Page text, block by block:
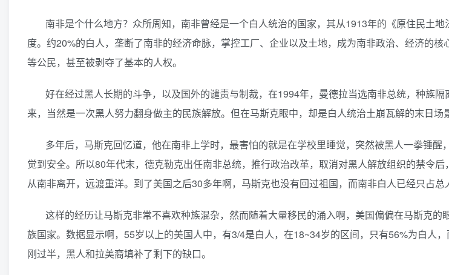
南非是个什么地方？众所周知，南非曾经是一个白人统治的国家，其从1913年的《原住民土
度。约20%的白人，垄断了南非的经济命脉，掌控工厂、企业以及土地，成为南非政治、经济的
等公民，甚至被剥夺了基本的人权。
好在经过黑人长期的斗争，以及国外的谴责与制裁，在1994年，曼德拉当选南非总统，种族
来，当然是一次黑人努力翻身做主的民族解放。但在马斯克眼中，却是白人统治土崩瓦解的末日场
多年后，马斯克回忆道，他在南非上学时，最害怕的就是在学校里睡觉，突然被黑人一拳锤醒
觉到安全。所以80年代末，德克勒克出任南非总统，推行政治改革，取消对黑人解放组织的禁令
从南非离开，远渡重洋。到了美国之后30多年啊，马斯克也没有回过祖国，而南非白人已经只占总
这样的经历让马斯克非常不喜欢种族混杂，然而随着大量移民的涌入啊，美国偏偏在马斯克的
族国家。数据显示啊，55岁以上的美国人中，有3/4是白人，在18~34岁的区间，只有56%为白人
刚过半，黑人和拉美裔填补了剩下的缺口。